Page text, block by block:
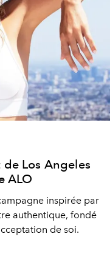
Los Angeles
ALO
inspirée par
authentique, fondé
de soi.